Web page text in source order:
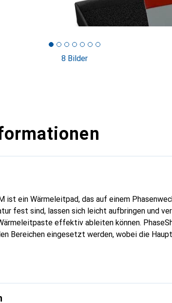
8 Bilder
ist ein Wärmeleitpad, das auf einem
fest sind, lassen sich leicht aufbringen und
effektiv ableiten können.
Bereichen eingesetzt werden, wobei die